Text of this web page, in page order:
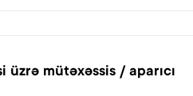
üzrə mütəxəssis / aparıcı